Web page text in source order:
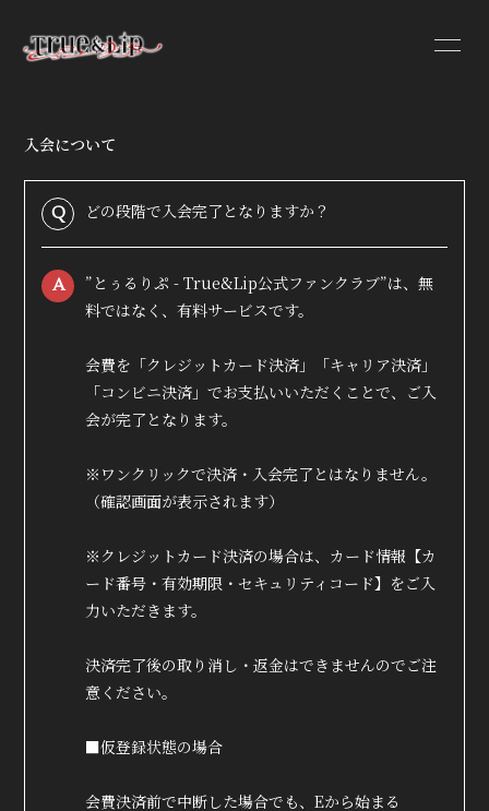
INFORMATION
PROFILE
VIDEO
入会について
Q どの段階で入会完了となりますか？
A
”とぅるりぷ - True&Lip公式ファンクラブ”は、無
料ではなく、有料サービスです。
会費を「クレジットカード決済」「キャリア決済」
「コンビニ決済」でお支払いいただくことで、ご入
会が完了となります。
※ワンクリックで決済・入会完了とはなりません。
（確認画面が表示されます）
※クレジットカード決済の場合は、カード情報【カ
ード番号・有効期限・セキュリティコード】をご入
力いただきます。
決済完了後の取り消し・返金はできませんのでご注
意ください。
■仮登録状態の場合
会費決済前で中断した場合でも、Eから始まる